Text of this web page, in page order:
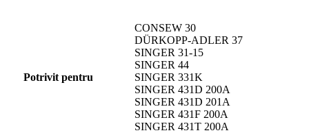
Potrivit pentru
CONSEW 30
DÜRKOPP-ADLER 37
SINGER 31-15
SINGER 44
SINGER 331K
SINGER 431D 200A
SINGER 431D 201A
SINGER 431F 200A
SINGER 431T 200A